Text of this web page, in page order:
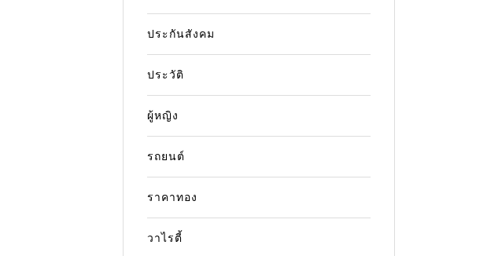
ประกันสังคม
ประวัติ
ผู้หญิง
รถยนต์
ราคาทอง
วาไรตี้